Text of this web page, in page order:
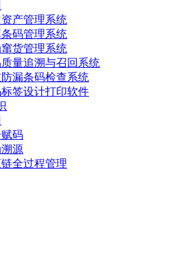
资产管理系统
码管理系统
窜货管理系统
量追溯与召回系统
防漏条码检查系统
签设计打印软件
码
源
全过程管理